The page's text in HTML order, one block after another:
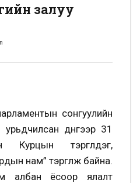
залуу
сонгуулийн
дүнгээр 31
Курцын тэргүүлдэг,
нам” тэргүүлж байна.
албан ёсоор ялалт